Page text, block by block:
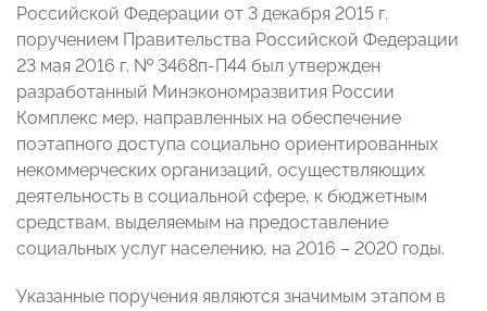
Российской Федерации от 3 декабря 2015 г.
поручением Правительства Российской Федерации
23 мая 2016 г. № 3468п-П44 был утвержден
разработанный Минэкономразвития России
Комплекс мер, направленных на обеспечение
поэтапного доступа социально ориентированных
некоммерческих организаций, осуществляющих
деятельность в социальной сфере, к бюджетным
средствам, выделяемым на предоставление
социальных услуг населению, на 2016 – 2020 годы.
Указанные поручения являются значимым этапом в